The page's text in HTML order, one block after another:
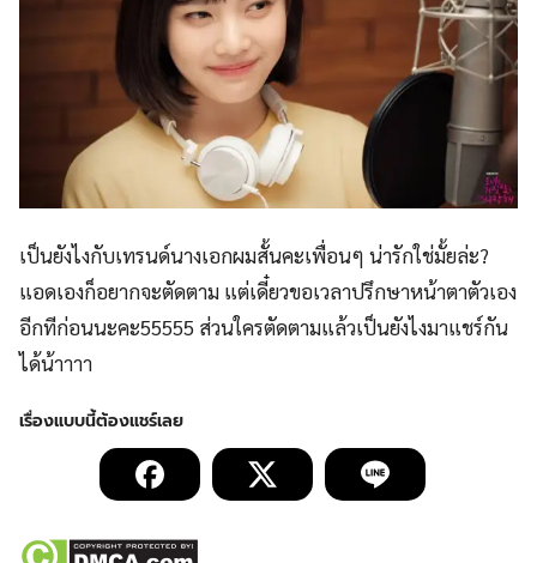
เป็นยังไงกับเทรนด์นางเอกผมสั้นคะเพื่อนๆ น่ารักใช่มั้ยล่ะ?
แอดเองก็อยากจะตัดตาม แต่เดี๋ยวขอเวลาปรึกษาหน้าตาตัวเอง
อีกทีก่อนนะคะ55555 ส่วนใครตัดตามแล้วเป็นยังไงมาแชร์กัน
ได้น้าาาา